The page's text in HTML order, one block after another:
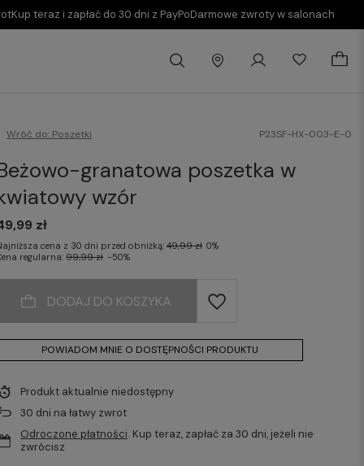
Kup teraz i zapłać do 30 dni z PayPoDarmowe zwroty w salonach
Wróć do: Poszetki P23SF-HX-003-E-0
granatowa poszetka w
wzór
zł
cena z 30 dni przed obniżką:49,99 zł 0%
regularna:99,99 zł -50%
DODAJ DO KOSZYKA
POWIADOM MNIE O DOSTĘPNOŚCI PRODUKTU
Produkt aktualnie niedostępny
30 dni na łatwy zwrot
Odroczone płatności. Kup teraz, zapłać za 30 dni, jeżeli nie
zwrócisz